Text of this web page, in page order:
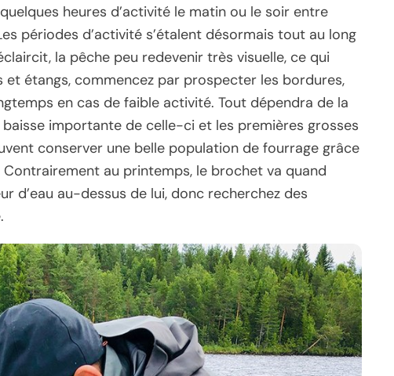
heures d’activité le matin ou le soir entre
périodes d’activité s’étalent désormais tout au long
la pêche peu redevenir très visuelle, ce qui
et étangs, commencez par prospecter les bordures,
en cas de faible activité. Tout dépendra de la
importante de celle-ci et les premières grosses
conserver une belle population de fourrage grâce
au printemps, le brochet va quand
d’eau au-dessus de lui, donc recherchez des